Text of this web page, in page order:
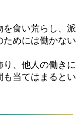
食い荒らし、派
めには働かない
、他人の働きに
当てはまるとい